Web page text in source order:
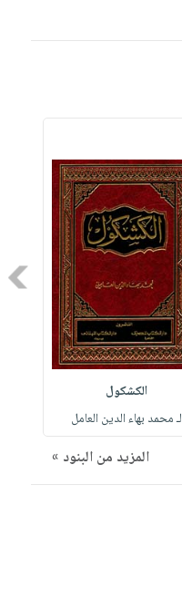
الكشكول
لـ محمد بهاء الدين العامل
المزيد من البنود »